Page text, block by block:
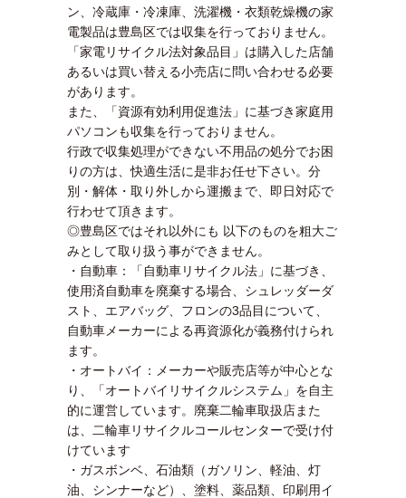
ン、冷蔵庫・冷凍庫、洗濯機・衣類乾燥機の家
電製品は豊島区では収集を行っておりません。
「家電リサイクル法対象品目」は購入した店舗
あるいは買い替える小売店に問い合わせる必要
があります。
また、「資源有効利用促進法」に基づき家庭用
パソコンも収集を行っておりません。
行政で収集処理ができない不用品の処分でお困
りの方は、快適生活に是非お任せ下さい。分
別・解体・取り外しから運搬まで、即日対応で
行わせて頂きます。
◎豊島区ではそれ以外にも 以下のものを粗大ご
みとして取り扱う事ができません。
・自動車：「自動車リサイクル法」に基づき、
使用済自動車を廃棄する場合、シュレッダーダ
スト、エアバッグ、フロンの3品目について、
自動車メーカーによる再資源化が義務付けられ
ます。
・オートバイ：メーカーや販売店等が中心とな
り、「オートバイリサイクルシステム」を自主
的に運営しています。廃棄二輪車取扱店また
は、二輪車リサイクルコールセンターで受け付
けています
・ガスボンベ、石油類（ガソリン、軽油、灯
油、シンナーなど）、塗料、薬品類、印刷用イ